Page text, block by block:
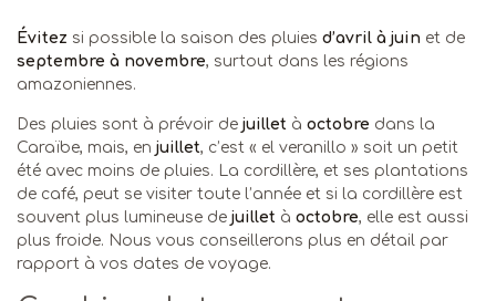
Évitez si possible la saison des pluies d’avril à juin et de
septembre à novembre, surtout dans les régions
amazoniennes.
Des pluies sont à prévoir de juillet à octobre dans la
Caraïbe, mais, en juillet, c’est « el veranillo » soit un petit
été avec moins de pluies. La cordillère, et ses plantations
de café, peut se visiter toute l’année et si la cordillère est
souvent plus lumineuse de juillet à octobre, elle est aussi
plus froide. Nous vous conseillerons plus en détail par
rapport à vos dates de voyage.